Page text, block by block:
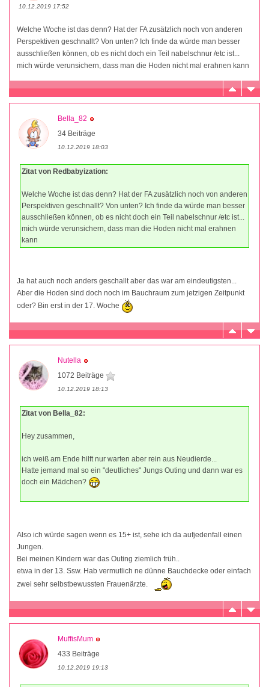
10.12.2019 17:52
Welche Woche ist das denn? Hat der FA zusätzlich noch von anderen
Perspektiven geschnallt? Von unten? Ich finde da würde man besser
ausschließen können, ob es nicht doch ein Teil nabelschnur /etc ist...
mich würde verunsichern, dass man die Hoden nicht mal erahnen kann
Bella_82
34 Beiträge
10.12.2019 18:03
Zitat von Redbabyization:
Welche Woche ist das denn? Hat der FA zusätzlich noch von anderen
Perspektiven geschnallt? Von unten? Ich finde da würde man besser
ausschließen können, ob es nicht doch ein Teil nabelschnur /etc ist...
mich würde verunsichern, dass man die Hoden nicht mal erahnen
kann
Ja hat auch noch anders geschallt aber das war am eindeutigsten...
Aber die Hoden sind doch noch im Bauchraum zum jetzigen Zeitpunkt
oder? Bin erst in der 17. Woche
Nutella
1072 Beiträge
10.12.2019 18:13
Zitat von Bella_82:
Hey zusammen,
ich weiß am Ende hilft nur warten aber rein aus Neudierde...
Hatte jemand mal so ein "deutliches" Jungs Outing und dann war es
doch ein Mädchen?
Also ich würde sagen wenn es 15+ ist, sehe ich da aufjedenfall einen
Jungen.
Bei meinen Kindern war das Outing ziemlich früh..
etwa in der 13. Ssw. Hab vermutlich ne dünne Bauchdecke oder einfach
zwei sehr selbstbewussten Frauenärzte.
MuffisMum
433 Beiträge
10.12.2019 19:13